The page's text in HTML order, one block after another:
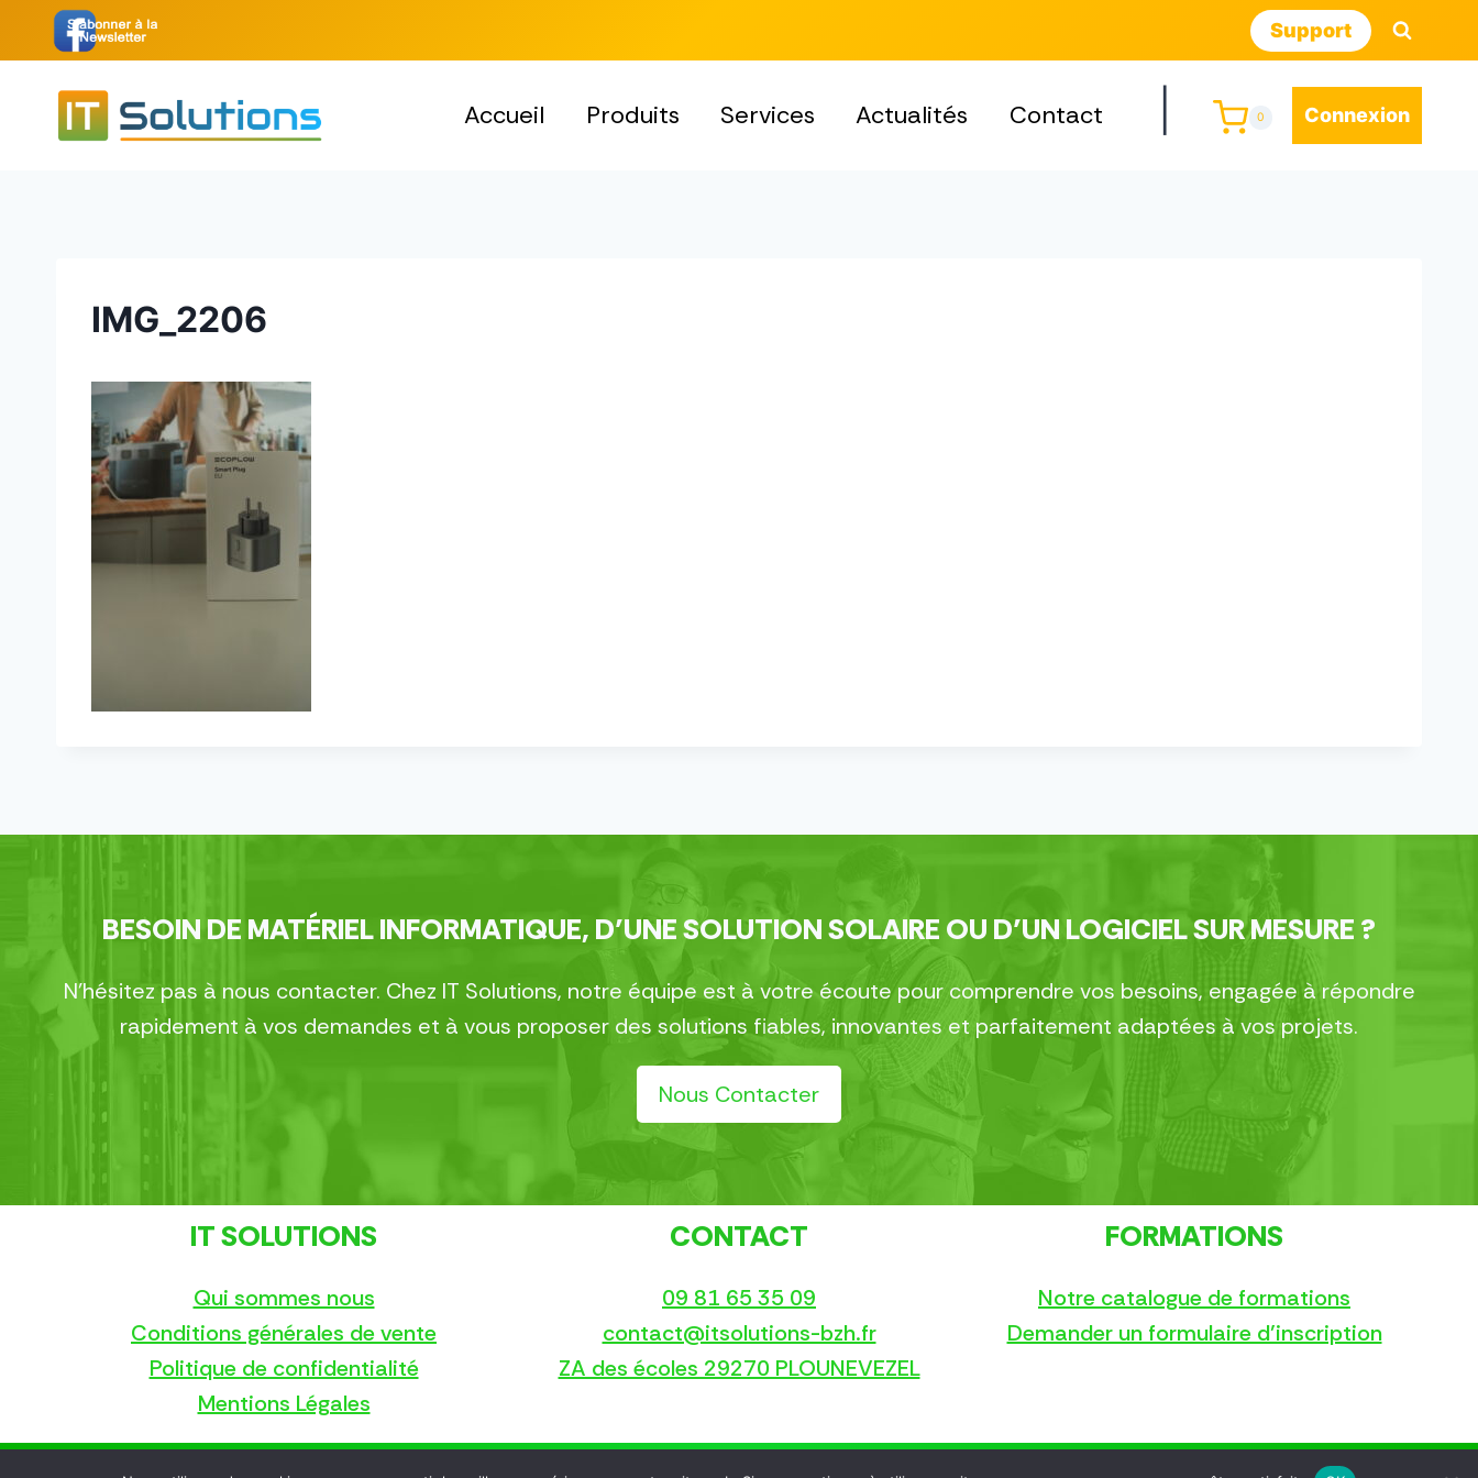
Support
Accueil Produits Services Actualités Contact 0 Connexion
IMG_2206
BESOIN DE MATÉRIEL INFORMATIQUE, D’UNE SOLUTION SOLAIRE OU D’UN LOGICIEL SUR MESURE ?
N’hésitez pas à nous contacter. Chez IT Solutions, notre équipe est à votre écoute pour comprendre vos besoins, engagée à répondre
rapidement à vos demandes et à vous proposer des solutions fiables, innovantes et parfaitement adaptées à vos projets.
Nous Contacter
IT SOLUTIONS
Qui sommes nous
Conditions générales de vente
Politique de confidentialité
Mentions Légales
CONTACT
09 81 65 35 09
contact@itsolutions-bzh.fr
ZA des écoles 29270 PLOUNEVEZEL
FORMATIONS
Notre catalogue de formations
Demander un formulaire d’inscription